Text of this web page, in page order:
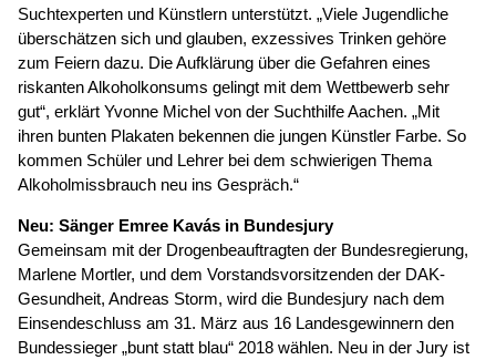
Suchtexperten und Künstlern unterstützt. „Viele Jugendliche
überschätzen sich und glauben, exzessives Trinken gehöre
zum Feiern dazu. Die Aufklärung über die Gefahren eines
riskanten Alkoholkonsums gelingt mit dem Wettbewerb sehr
gut“, erklärt Yvonne Michel von der Suchthilfe Aachen. „Mit
ihren bunten Plakaten bekennen die jungen Künstler Farbe. So
kommen Schüler und Lehrer bei dem schwierigen Thema
Alkoholmissbrauch neu ins Gespräch.“
Neu: Sänger Emree Kavás in Bundesjury
Gemeinsam mit der Drogenbeauftragten der Bundesregierung,
Marlene Mortler, und dem Vorstandsvorsitzenden der DAK-
Gesundheit, Andreas Storm, wird die Bundesjury nach dem
Einsendeschluss am 31. März aus 16 Landesgewinnern den
Bundessieger „bunt statt blau“ 2018 wählen. Neu in der Jury ist